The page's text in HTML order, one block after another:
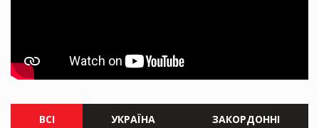
ВСІ УКРАЇНА ЗАКОРДОННІ